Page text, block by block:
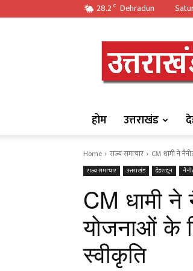
28.2 C Dehradun
होम उत्तराखंड
Home राज्य समाचार CM धामी ने
राज्य समाचार उत्तराखंड देहरादून
CM धामी ने
योजनाओं के
स्वीकृति